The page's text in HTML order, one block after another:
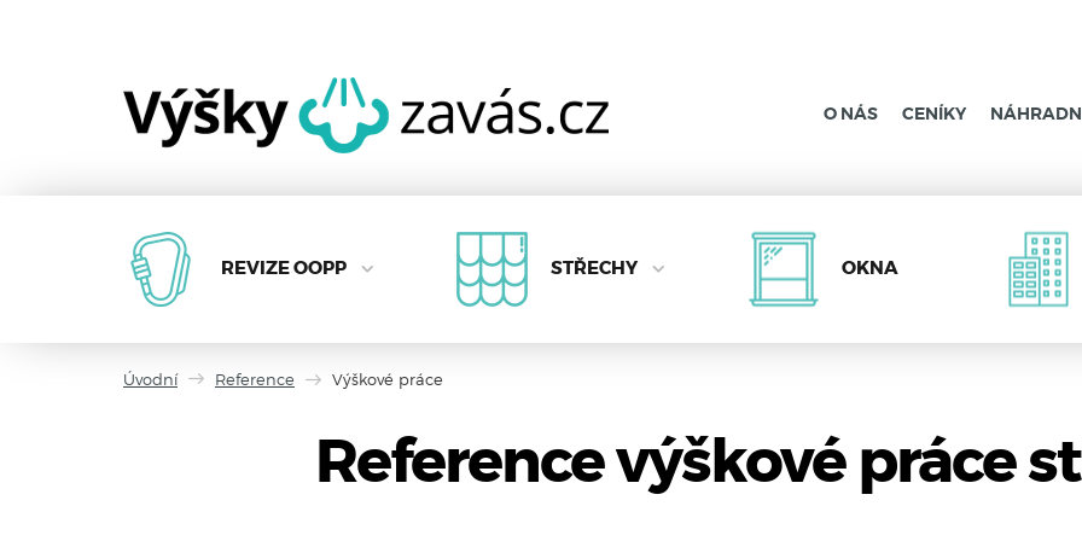
O NÁS CENÍKY
REVIZE OOPP STŘECHY OKNA
Úvodní Reference Výškové práce
Reference výškové práce